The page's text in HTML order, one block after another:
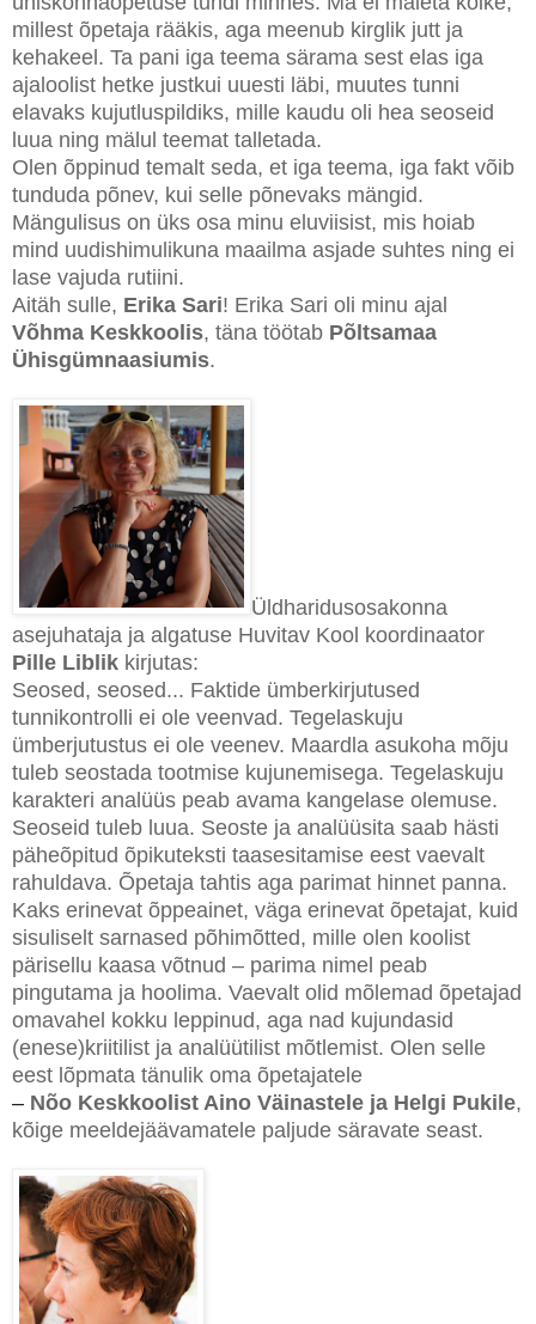
millest õpetaja rääkis, aga meenub kirglik jutt ja
kehakeel. Ta pani iga teema särama sest elas iga
ajaloolist hetke justkui uuesti läbi, muutes tunni
elavaks kujutluspildiks, mille kaudu oli hea seoseid
luua ning mälul teemat talletada.
Olen õppinud temalt seda, et iga teema, iga fakt võib
tunduda põnev, kui selle põnevaks mängid.
Mängulisus on üks osa minu eluviisist, mis hoiab
mind uudishimulikuna maailma asjade suhtes ning ei
lase vajuda rutiini.
Aitäh sulle, Erika Sari! Erika Sari oli minu ajal
Võhma Keskkoolis, täna töötab Põltsamaa
Ühisgümnaasiumis.
Üldharidusosakonna
asejuhataja ja algatuse Huvitav Kool koordinaator
Pille Liblik kirjutas:
Seosed, seosed... Faktide ümberkirjutused
tunnikontrolli ei ole veenvad. Tegelaskuju
ümberjutustus ei ole veenev. Maardla asukoha mõju
tuleb seostada tootmise kujunemisega. Tegelaskuju
karakteri analüüs peab avama kangelase olemuse.
Seoseid tuleb luua. Seoste ja analüüsita saab hästi
päheõpitud õpikuteksti taasesitamise eest vaevalt
rahuldava. Õpetaja tahtis aga parimat hinnet panna.
Kaks erinevat õppeainet, väga erinevat õpetajat, kuid
sisuliselt sarnased põhimõtted, mille olen koolist
pärisellu kaasa võtnud – parima nimel peab
pingutama ja hoolima. Vaevalt olid mõlemad õpetajad
omavahel kokku leppinud, aga nad kujundasid
(enese)kriitilist ja analüütilist mõtlemist. Olen selle
eest lõpmata tänulik oma õpetajatele
– Nõo Keskkoolist Aino Väinastele ja Helgi Pukile,
kõige meeldejäävamatele paljude säravate seast.